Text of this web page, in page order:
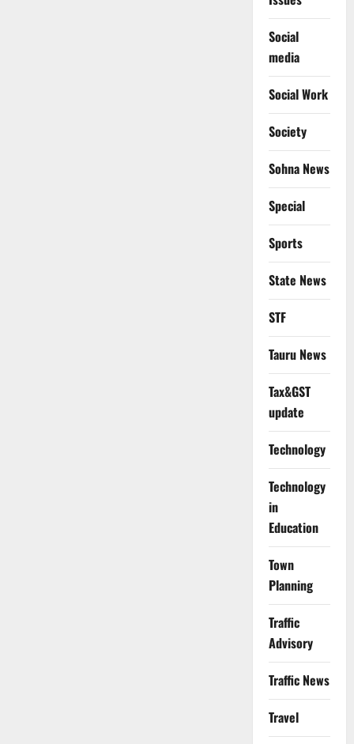
Social
media
Social Work
Society
Sohna News
Special
Sports
State News
STF
Tauru News
Tax&GST
update
Technology
Technology
in
Education
Town
Planning
Traffic
Advisory
Traffic News
Travel